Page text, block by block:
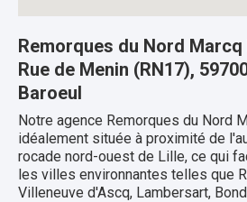
Remorques du Nord Marcq
Rue de Menin (RN17),
Baroeul
Notre agence Remorques du Nord
idéalement située à proximité de
rocade nord-ouest de Lille, ce qui
les villes environnantes telles que
Villeneuve d'Ascq, Lambersart,